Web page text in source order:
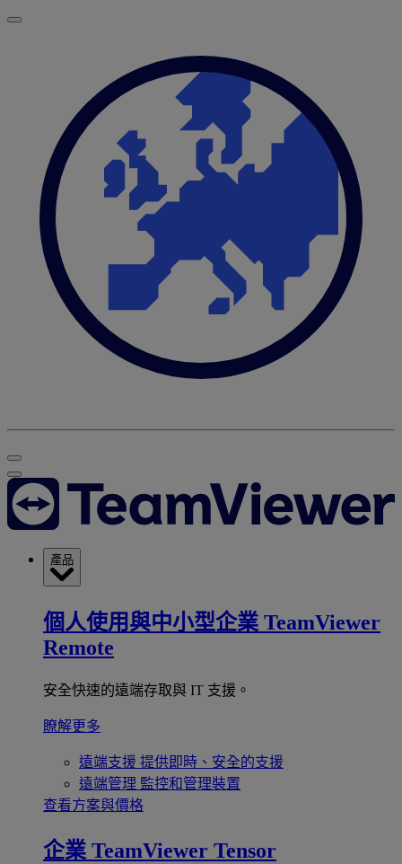
產品
個人使用與中小型企業 TeamViewer
Remote
安全快速的遠端存取與 IT 支援。
瞭解更多
遠端支援 提供即時、安全的支援
遠端管理 監控和管理裝置
查看方案與價格
企業 TeamViewer Tensor